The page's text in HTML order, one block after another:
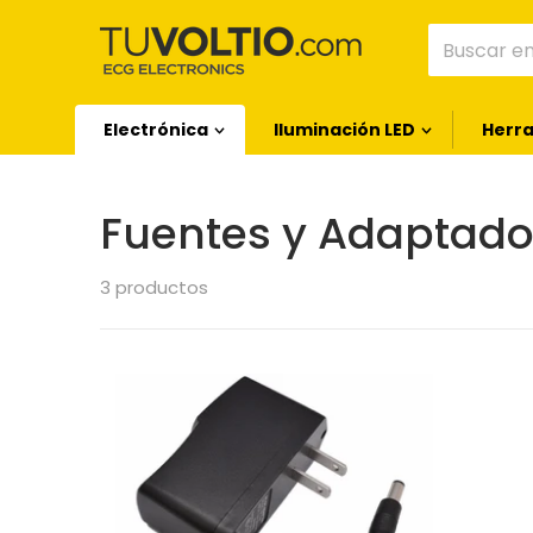
Electrónica Iluminación LED
Fuentes y
3 productos